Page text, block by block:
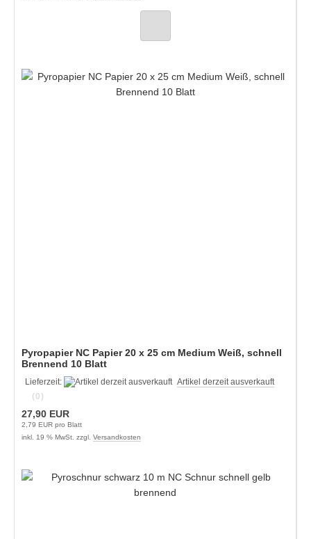
Pyropapier NC Papier 20 x 25 cm Medium Weiß, schnell
Brennend 10 Blatt
Lieferzeit:
Artikel derzeit ausverkauft
(0)
27,90 EUR
2,79 EUR pro Blatt
inkl. 19 % MwSt. zzgl. Versandkosten